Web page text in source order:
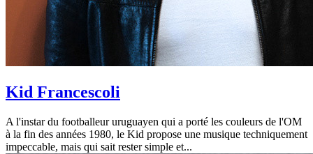
Kid Francescoli
A l'instar du footballeur uruguayen qui a porté les couleurs de l'OM
à la fin des années 1980, le Kid propose une musique techniquement
impeccable, mais qui sait rester simple et...